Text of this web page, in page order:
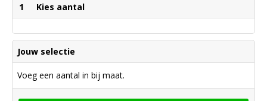
1 Kies aantal
Jouw selectie
Voeg een aantal in bij maat.